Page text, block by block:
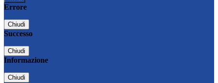
Errore
Chiudi
Successo
Chiudi
Informazione
Chiudi